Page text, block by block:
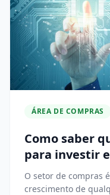
ÁREA DE COMPRAS
Como saber
para investir
compras?
O setor de compras
crescimento de